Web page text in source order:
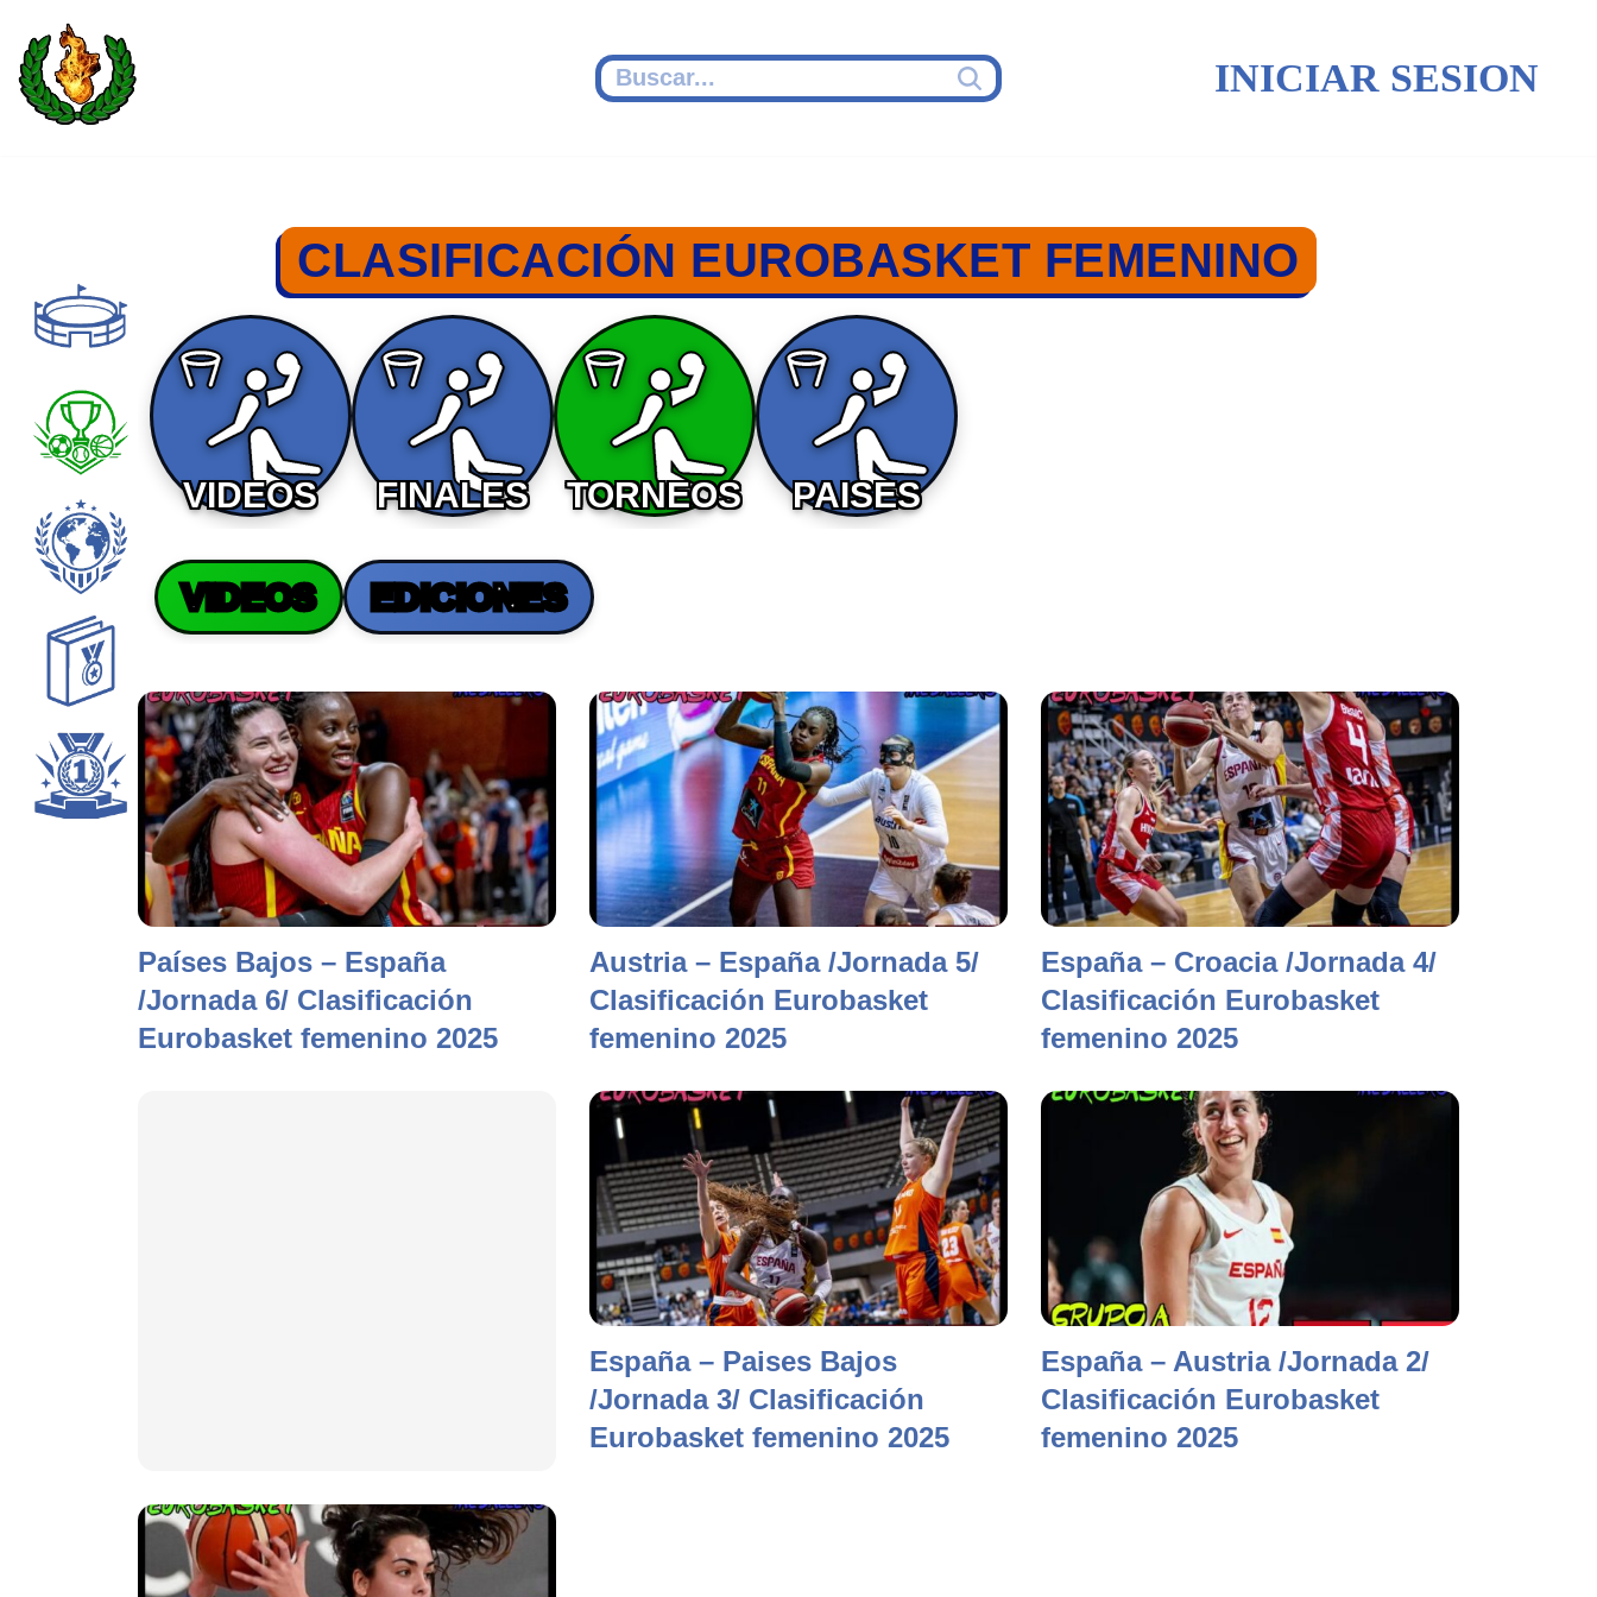
Saltar INICIAR SESION
CLASIFICACIÓN EUROBASKET FEMENINO
VIDEOS FINALES TORNEOS PAISES
VIDEOS EDICIONES
Países Bajos – España
/Jornada 6/ Clasificación
Eurobasket femenino 2025
Austria – España /Jornada 5/
Clasificación Eurobasket
femenino 2025
España – Croacia /Jornada 4/
Clasificación Eurobasket
femenino 2025
España – Paises Bajos
/Jornada 3/ Clasificación
Eurobasket femenino 2025
España – Austria /Jornada 2/
Clasificación Eurobasket
femenino 2025